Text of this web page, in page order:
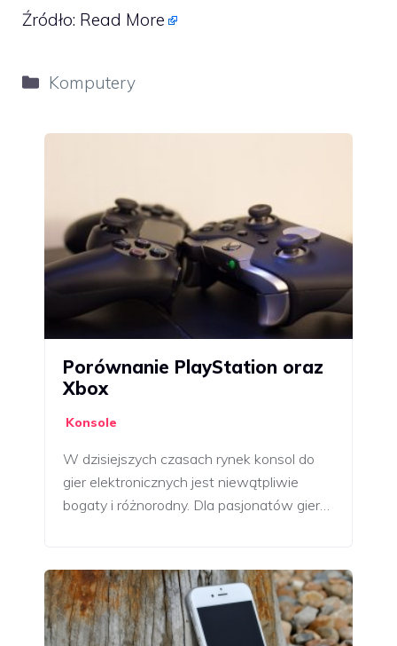
Źródło: Read More
Kategorie
Komputery
Porównanie PlayStation oraz
Xbox
Konsole
W dzisiejszych czasach rynek konsol do
gier elektronicznych jest niewątpliwie
bogaty i różnorodny. Dla pasjonatów gier…